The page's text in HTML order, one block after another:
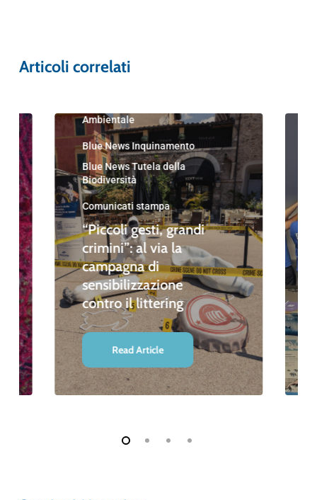
Articoli correlati
Ambientale
Blue News Inquinamento
Blue News Tutela della
Biodiversità
Comunicati stampa
“Piccoli gesti, grandi
crimini”: al via la
campagna di
sensibilizzazione
contro il littering
Read Article